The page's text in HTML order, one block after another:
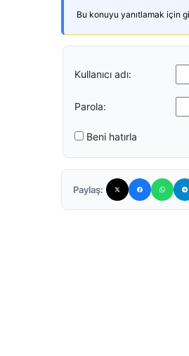
Bu konuyu yanıtlamak için
Kullanıcı adı:
Parola:
Beni hatırla
Paylaş: